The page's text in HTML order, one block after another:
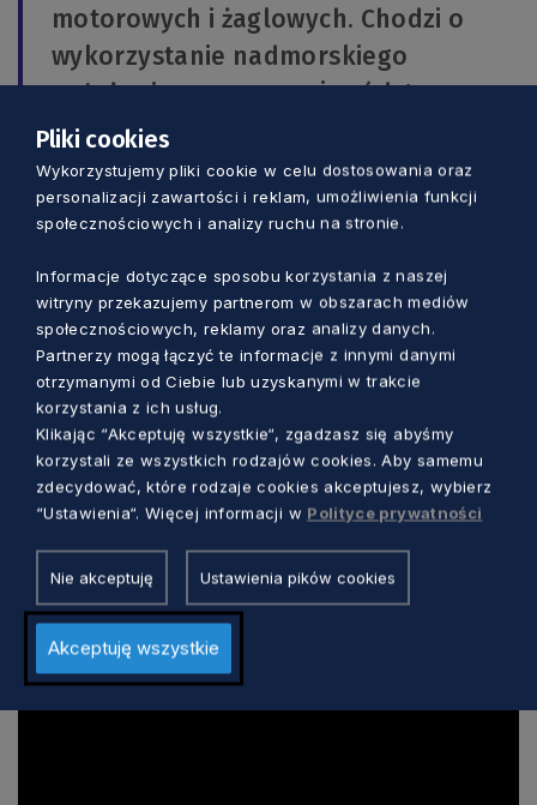
motorowych i żaglowych. Chodzi o
wykorzystanie nadmorskiego
położenia naszego województwa.
Realizujemy też program wychowania
morskiego, w tym nauki żeglowania.
Dla rozwoju żeglarstwa ważne jest też
bezpieczne cumowanie jachtów –
wyjaśnił marszałek Struk.
Jak podkreślał marszałek inwestycja w Pucku,
to największy tego typu projekt realizowany w
województwie pomorskim.
Pliki cookies
Wykorzystujemy pliki cookie w celu dostosowania oraz
personalizacji zawartości i reklam, umożliwienia funkcji
społecznościowych i analizy ruchu na stronie.
Informacje dotyczące sposobu korzystania z naszej
witryny przekazujemy partnerom w obszarach mediów
społecznościowych, reklamy oraz analizy danych.
Partnerzy mogą łączyć te informacje z innymi danymi
otrzymanymi od Ciebie lub uzyskanymi w trakcie
korzystania z ich usług.
Klikając “Akceptuję wszystkie“, zgadzasz się abyśmy
korzystali ze wszystkich rodzajów cookies. Aby samemu
zdecydować, które rodzaje cookies akceptujesz, wybierz
“Ustawienia“. Więcej informacji w Polityce prywatności
Nie akceptuję Ustawienia pików cookies
Akceptuję wszystkie